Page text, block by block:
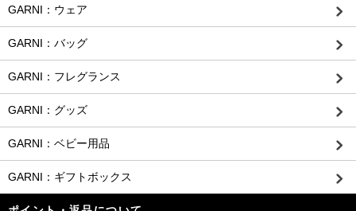
GARNI：ウェア
GARNI：バッグ
GARNI：フレグランス
GARNI：グッズ
GARNI：ベビー用品
GARNI：ギフトボックス